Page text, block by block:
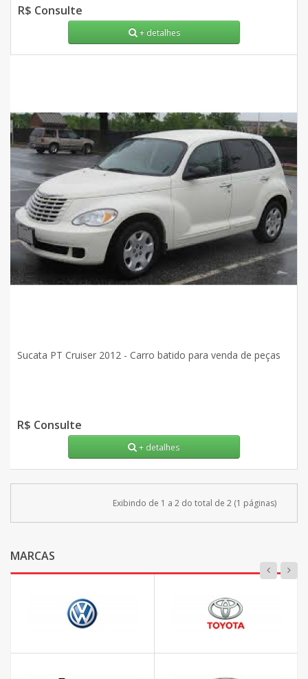
R$ Consulte
+ detalhes
Sucata PT Cruiser 2012 - Carro batido para venda de peças
R$ Consulte
+ detalhes
Exibindo de 1 a 2 do total de 2 (1 páginas)
MARCAS